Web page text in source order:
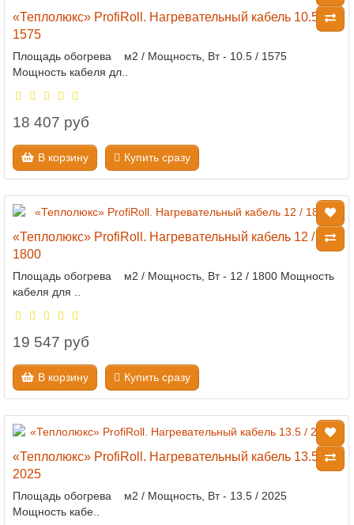
«Теплолюкс» ProfiRoll. Нагревательный кабель 10.5 /
1575
Площадь обогрева м2 / Мощность, Вт - 10.5 / 1575
Мощность кабеля дл..
18 407 руб
В корзину Купить сразу
«Теплолюкс» ProfiRoll. Нагревательный кабель 12 /
1800
Площадь обогрева м2 / Мощность, Вт - 12 / 1800 Мощность
кабеля для ..
19 547 руб
В корзину Купить сразу
«Теплолюкс» ProfiRoll. Нагревательный кабель 13.5 /
2025
Площадь обогрева м2 / Мощность, Вт - 13.5 / 2025
Мощность кабе..